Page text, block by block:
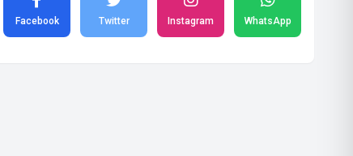
Facebook Twitter Instagram WhatsApp